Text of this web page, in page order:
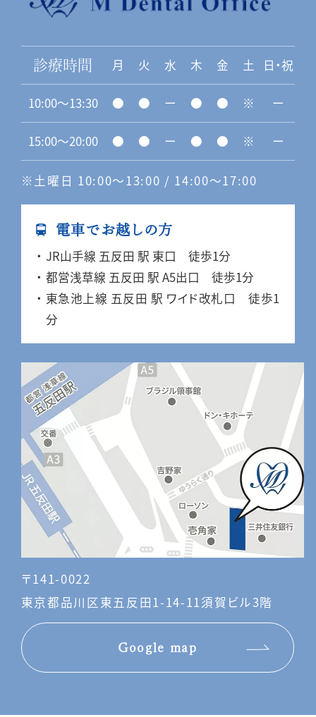
診療時間 月 火 水 木 金 土 日・祝
10:00〜13:30 ● ● ー ● ● ※ ー
15:00〜20:00 ● ● ー ● ● ※ ー
※土曜日 10:00〜13:00 / 14:00〜17:00
電車でお越しの方
JR山手線 五反田 駅 東口 徒歩1分
都営浅草線 五反田 駅 A5出口 徒歩1分
東急池上線 五反田 駅 ワイド改札口 徒歩1
分
〒141-0022
東京都品川区東五反田1-14-11須賀ビル3階
Google map